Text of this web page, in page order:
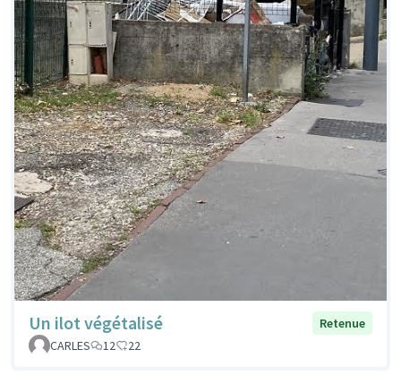
Un ilot végétalisé
Retenue
CARLES
12 22